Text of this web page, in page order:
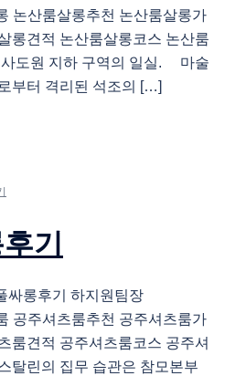
논산룸살롱추천 논산룸살롱가
롱견적 논산룸살롱코스 논산룸
도원 지하 구역의 일실. 마술
부터 격리된 석조의 […]
기
싸롱후기 하지원팀장
공주셔츠룸추천 공주셔츠룸가
룸견적 공주셔츠룸코스 공주셔
탈린의 집무 습관은 참모본부